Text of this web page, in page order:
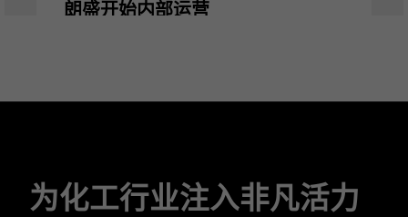
朗盛开始内部运营
为化工行业注入非凡活力